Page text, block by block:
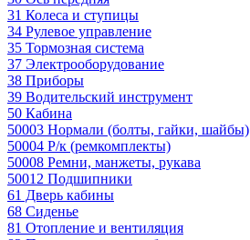
31 Колеса и ступицы
34 Рулевое управление
35 Тормозная система
37 Электрооборудование
38 Приборы
39 Водительский инструмент
50 Кабина
50003 Нормали (болты, гайки, шайбы)
50004 Р/к (ремкомплекты)
50008 Ремни, манжеты, рукава
50012 Подшипники
61 Дверь кабины
68 Сиденье
81 Отопление и вентиляция